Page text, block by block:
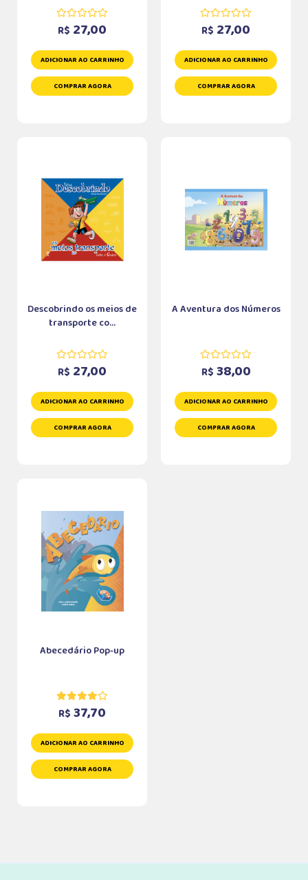
R$ 27,00
ADICIONAR AO CARRINHO
COMPRAR AGORA
R$ 27,00
ADICIONAR AO CARRINHO
COMPRAR AGORA
Descobrindo os meios de
transporte co...
R$ 27,00
ADICIONAR AO CARRINHO
COMPRAR AGORA
A Aventura dos Números
R$ 38,00
ADICIONAR AO CARRINHO
COMPRAR AGORA
Abecedário Pop-up
R$ 37,70
ADICIONAR AO CARRINHO
COMPRAR AGORA